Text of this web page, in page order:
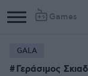
Games
GALA
Γεράσιμος